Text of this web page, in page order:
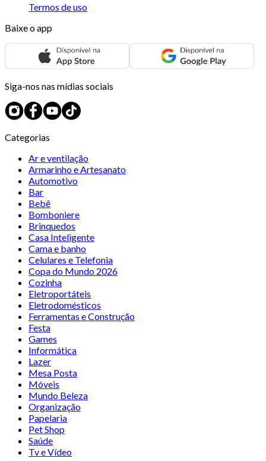
Termos de uso
Baixe o app
Siga-nos nas mídias sociais
Categorias
Ar e ventilação
Armarinho e Artesanato
Automotivo
Bar
Bebê
Bomboniere
Brinquedos
Casa Inteligente
Cama e banho
Celulares e Telefonia
Copa do Mundo 2026
Cozinha
Eletroportáteis
Eletrodomésticos
Ferramentas e Construção
Festa
Games
Informática
Lazer
Mesa Posta
Móveis
Mundo Beleza
Organização
Papelaria
Pet Shop
Saúde
Tv e Vídeo